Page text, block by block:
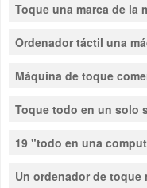
Toque una marca de la
Ordenador táctil una
Máquina de toque
Toque todo en un solo
19 "todo en una
Un ordenador de toque